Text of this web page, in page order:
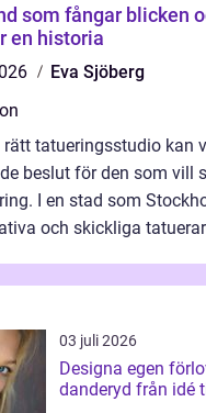
som fångar blicken
en historia
Eva Sjöberg
tatueringsstudio kan
beslut för den som vill
I en stad som
och skickliga
03 juli 2026
Designa egen
danderyd